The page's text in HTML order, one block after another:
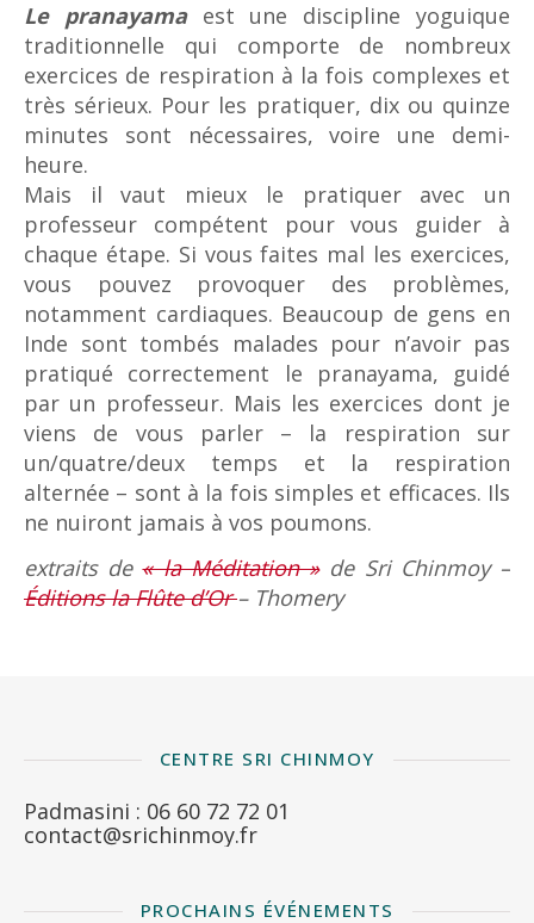
Le pranayamaest une discipline yoguique
traditionnelle qui comporte de nombreux
exercices de respiration à la fois complexes et
très sérieux. Pour les pratiquer, dix ou quinze
minutes sont nécessaires, voire une demi-
heure.
Mais il vaut mieux le pratiquer avec un
professeur compétent pour vous guider à
chaque étape. Si vous faites mal les exercices,
vous pouvez provoquer des problèmes,
notamment cardiaques. Beaucoup de gens en
Inde sont tombés malades pour n’avoir pas
pratiqué correctement le pranayama, guidé
par un professeur. Mais les exercices dont je
viens de vous parler – la respiration sur
un/quatre/deux temps et la respiration
alternée – sont à la fois simples et efficaces. Ils
ne nuiront jamais à vos poumons.
extraits de« la Méditation »de Sri Chinmoy –
Éditions la Flûte d’Or– Thomery
CENTRE SRI CHINMOY
Padmasini : 06 60 72 72 01
contact@srichinmoy.fr
PROCHAINS ÉVÉNEMENTS